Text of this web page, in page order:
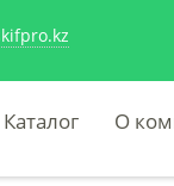
Каталог О